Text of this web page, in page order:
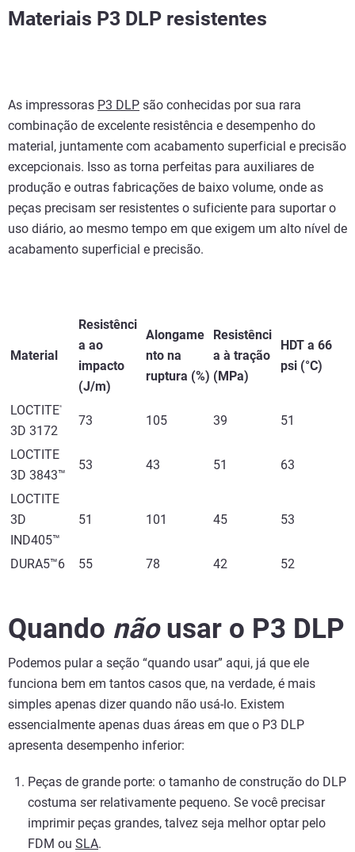
Materiais P3 DLP resistentes
As impressoras P3 DLP são conhecidas por sua rara
combinação de excelente resistência e desempenho do
material, juntamente com acabamento superficial e precisão
excepcionais. Isso as torna perfeitas para auxiliares de
produção e outras fabricações de baixo volume, onde as
peças precisam ser resistentes o suficiente para suportar o
uso diário, ao mesmo tempo em que exigem um alto nível de
acabamento superficial e precisão.
Material
Resistênci
a ao
impacto
(J/m)
Alongame
nto na
ruptura (%)
Resistênci
a à tração
(MPa)
HDT a 66
psi (°C)
LOCTITE ®
3D 3172
73 105 39 51
LOCTITE
3D 3843™
53 43 51 63
LOCTITE
3D
IND405™
51 101 45 53
DURA5™6 55 78 42 52
Quando nãousar o P3 DLP
Podemos pular a seção “quando usar” aqui, já que ele
funciona bem em tantos casos que, na verdade, é mais
simples apenas dizer quando não usá-lo. Existem
essencialmente apenas duas áreas em que o P3 DLP
apresenta desempenho inferior:
Peças de grande porte: o tamanho de construção do DLP
costuma ser relativamente pequeno. Se você precisar
imprimir peças grandes, talvez seja melhor optar pelo
FDM ou SLA.